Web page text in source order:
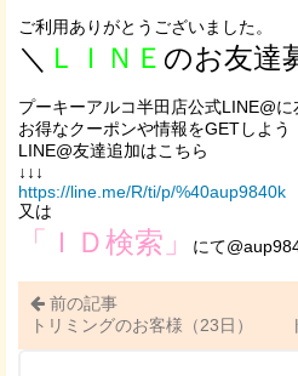
ご利用ありがとうございました。
＼ ＬＩＮＥ のお友達
プーキーアルコ半田店公式LINE@に
お得なクーポンや情報をGETしよう
LINE@友達追加はこちら
↓↓↓
https://line.me/R/ti/p/%40aup9840k
又は
「ＩＤ検索」 にて
前の記事
トリミングのお客様（23日）